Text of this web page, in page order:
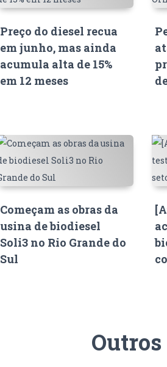
Preço do diesel recua
em junho, mas ainda
acumula alta de 15%
em 12 meses
Começam as obras da
usina de biodiesel
Soli3 no Rio Grande do
Sul
Outros